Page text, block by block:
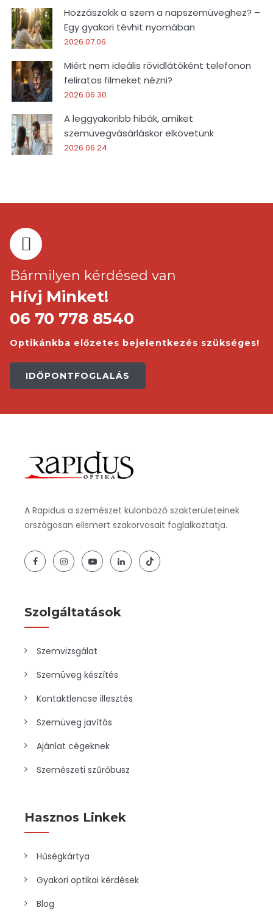
Hozzászokik a szem a napszemüveghez? –
Egy gyakori tévhit nyomában
2026.07.06.
Miért nem ideális rövidlátóként telefonon
feliratos filmeket nézni?
2026.06.30.
A leggyakoribb hibák, amiket
szemüvegvásárláskor elkövetünk
2026.06.24.
Bármilyen kérdésed van
Hívj Minket!
06 70 778 8540
Optikánkba előzetes bejelentkezés szükséges!
IDŐPONTFOGLALÁS
A Rapidus a szemészet különböző szakterületeinek
országosan elismert szakorvosait foglalkoztatja.
Szolgáltatások
Szemvizsgálat
Szemüveg készítés
Kontaktlencse illesztés
Szemüveg javítás
Ajánlat cégeknek
Szemészeti szűrőbusz
Hasznos Linkek
Hűségkártya
Gyakori optikai kérdések
Blog